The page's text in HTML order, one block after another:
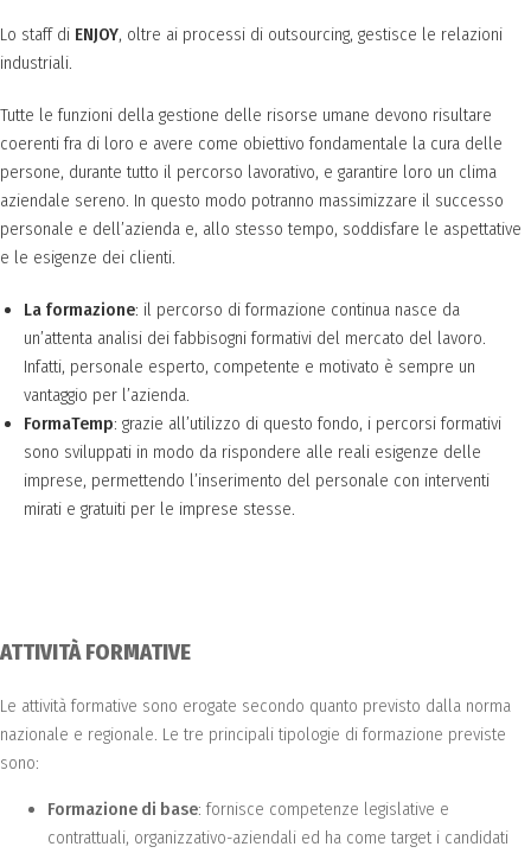
Lo staff di ENJOY, oltre ai processi di outsourcing, gestisce le relazioni
industriali.
Tutte le funzioni della gestione delle risorse umane devono risultare
coerenti fra di loro e avere come obiettivo fondamentale la cura delle
persone, durante tutto il percorso lavorativo, e garantire loro un clima
aziendale sereno. In questo modo potranno massimizzare il successo
personale e dell’azienda e, allo stesso tempo, soddisfare le aspettative
e le esigenze dei clienti.
La formazione: il percorso di formazione continua nasce da
un’attenta analisi dei fabbisogni formativi del mercato del lavoro.
Infatti, personale esperto, competente e motivato è sempre un
vantaggio per l’azienda.
FormaTemp: grazie all’utilizzo di questo fondo, i percorsi formativi
sono sviluppati in modo da rispondere alle reali esigenze delle
imprese, permettendo l’inserimento del personale con interventi
mirati e gratuiti per le imprese stesse.
ATTIVITÀ FORMATIVE
Le attività formative sono erogate secondo quanto previsto dalla norma
nazionale e regionale. Le tre principali tipologie di formazione previste
sono:
Formazione di base: fornisce competenze legislative e
contrattuali, organizzativo-aziendali ed ha come target i candidati